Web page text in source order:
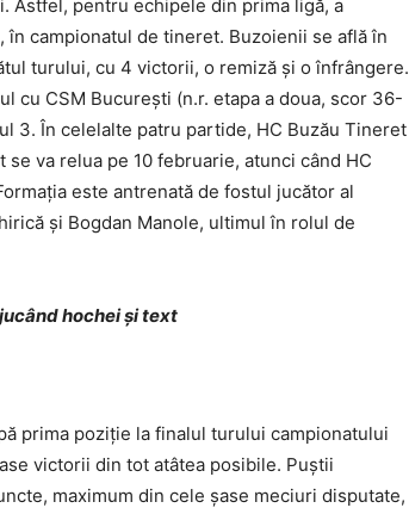
Astfel, pentru echipele din prima ligă, a
campionatul de tineret. Buzoienii se află în
turului, cu 4 victorii, o remiză şi o înfrângere.
cu CSM Bucureşti (n.r. etapa a doua, scor 36-
3. În celelalte patru partide, HC Buzău Tineret
va relua pe 10 februarie, atunci când HC
este antrenată de fostul jucător al
şi Bogdan Manole, ultimul în rolul de
prima poziţie la finalul turului campionatului
victorii din tot atâtea posibile. Puştii
maximum din cele şase meciuri disputate,